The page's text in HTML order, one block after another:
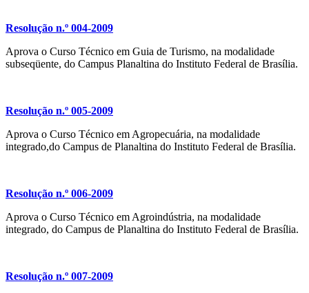
Resolução n.º 004-2009
Aprova o Curso Técnico em Guia de Turismo, na modalidade
subseqüente, do Campus Planaltina do Instituto Federal de Brasília.
Resolução n.º 005-2009
Aprova o Curso Técnico em Agropecuária, na modalidade
integrado,do Campus de Planaltina do Instituto Federal de Brasília.
Resolução n.º 006-2009
Aprova o Curso Técnico em Agroindústria, na modalidade
integrado, do Campus de Planaltina do Instituto Federal de Brasília.
Resolução n.º 007-2009